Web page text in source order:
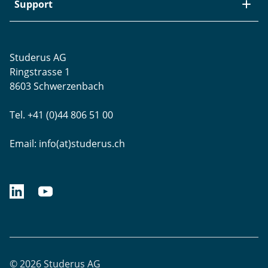
Aktuelle Jobs
Referenzen
Datenschutz
Swiss Service Pack
Zyxel-Partnerprogramm
Bezugsquellen
Garantieinformationen
Brands
Blog
Support
Projektunterstützung
WLAN-Ausmessung
Remote Desktop
Studerus AG
Ringstrasse 1
8603 Schwerzenbach
Tel. +41 (0)44 806 51 00
Email: info(at)studerus.ch
linkedin.com/studerusag
youtube.com/studerus
© 2026 Studerus AG